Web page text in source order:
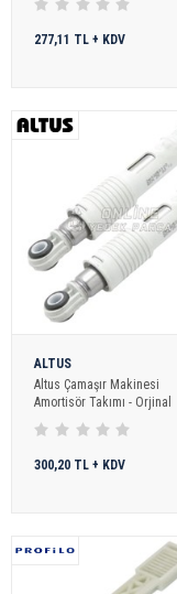
277,11 TL + KDV
ALTUS
Altus Çamaşır Makinesi
Amortisör Takımı - Orjinal
300,20 TL + KDV